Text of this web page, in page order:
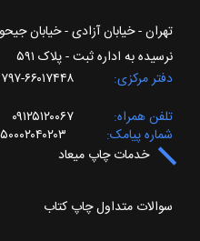
تهران - خیابان آزادی - خیابان
نرسیده به اداره ثبت - پلاک ۵۹۱
دفتر مرکزی
۶۶۰۱۷۴۴۸-۶۶۰۱۴۷۹۷
تلفن همراه
۰۹۱۲۵۱۲۰۰۶۷
شماره پیامک
۵۰۰۰۲۰۴۰۲۰۳
خدمات چاپ میعاد
سوالات متداول چاپ کتاب